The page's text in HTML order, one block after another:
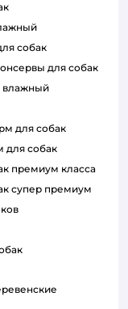
собак
для собак
влажный
для собак
для собак
премиум класса
супер премиум